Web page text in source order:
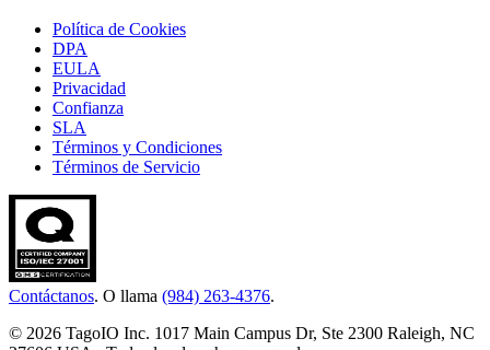
Política de Cookies
DPA
EULA
Privacidad
Confianza
SLA
Términos y Condiciones
Términos de Servicio
Contáctanos. O llama (984) 263-4376.
© 2026 TagoIO Inc. 1017 Main Campus Dr, Ste 2300 Raleigh, NC